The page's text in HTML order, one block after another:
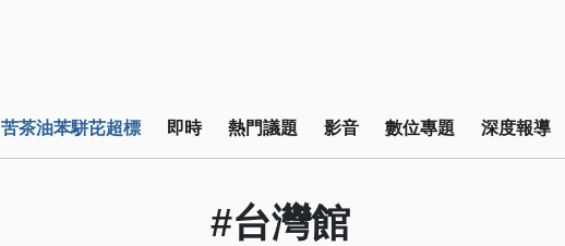
苦茶油苯駢芘超標 即時 熱門議題 影音 數位專題 深度報導
#台灣館